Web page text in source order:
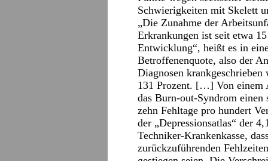
Schwierigkeiten mit Skelett
„Die Zunahme der
Erkrankungen ist seit etwa
Entwicklung“, heißt es in
Betroffenenquote, also der
Diagnosen
131 Prozent. […] Von einem
das Burn-out-Syndrom
zehn Fehltage pro hundert
der „Depressionsatlas“ der
Techniker-Krankenkasse,
zurückzuführenden